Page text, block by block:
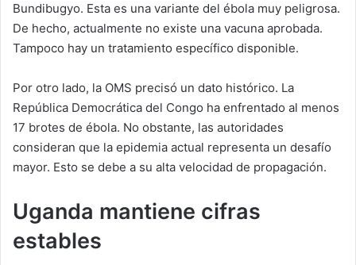
Bundibugyo. Esta es una variante del ébola muy peligrosa.
De hecho, actualmente no existe una vacuna aprobada.
Tampoco hay un tratamiento específico disponible.
Por otro lado, la OMS precisó un dato histórico. La
República Democrática del Congo ha enfrentado al menos
17 brotes de ébola. No obstante, las autoridades
consideran que la epidemia actual representa un desafío
mayor. Esto se debe a su alta velocidad de propagación.
Uganda mantiene cifras
estables